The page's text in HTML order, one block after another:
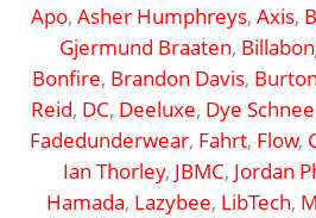
Apo, Asher Humphreys, Axis,
Gjermund Braaten,
Bonfire, Brandon Davis, Burton
Reid, DC, Deeluxe, Dye Schnee
Fadedunderwear, Fahrt, Flow,
Ian Thorley, JBMC, Jordan
Hamada, Lazybee, LibTech,